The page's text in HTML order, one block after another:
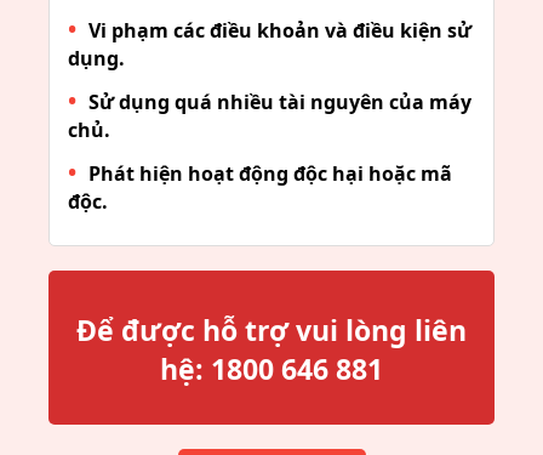
Vi phạm các điều khoản và điều kiện sử
dụng.
Sử dụng quá nhiều tài nguyên của máy
chủ.
Phát hiện hoạt động độc hại hoặc mã
độc.
Để được hỗ trợ vui lòng liên
hệ: 1800 646 881